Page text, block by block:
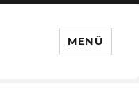
MENÜ